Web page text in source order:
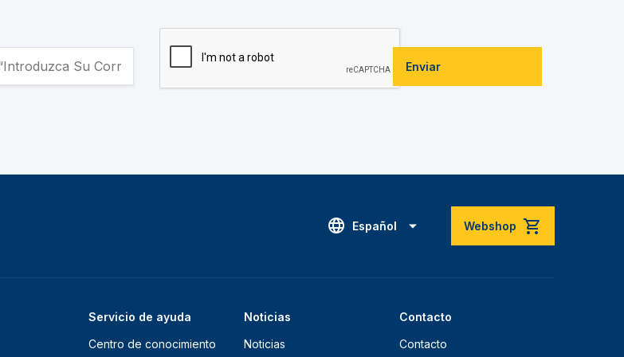
Enviar
Español Webshop
Servicio de ayuda
Centro de conocimiento
Noticias
Noticias
Contacto
Contacto